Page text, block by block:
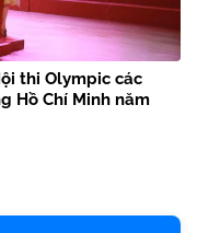
thi Olympic các
Hồ Chí Minh năm